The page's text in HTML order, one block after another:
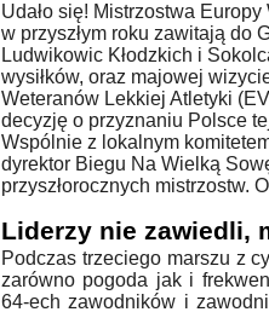
Udało się! Mistrzostwa
w przyszłym roku zawitają do
Ludwikowic Kłodzkich i
wysiłków, oraz majowej
Weteranów Lekkiej Atletyki
decyzję o przyznaniu Polsce
Wspólnie z lokalnym
dyrektor Biegu Na Wielką
przyszłorocznych mistrzostw.
Liderzy nie zawiedli,
Podczas trzeciego marszu z
zarówno pogoda jak i
64-ech zawodników i